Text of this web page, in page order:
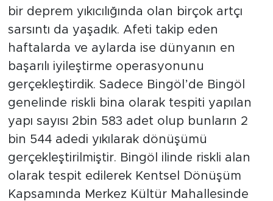
bir deprem yıkıcılığında olan birçok artçı
sarsıntı da yaşadık. Afeti takip eden
haftalarda ve aylarda ise dünyanın en
başarılı iyileştirme operasyonunu
gerçekleştirdik. Sadece Bingöl’de Bingöl
genelinde riskli bina olarak tespiti yapılan
yapı sayısı 2bin 583 adet olup bunların 2
bin 544 adedi yıkılarak dönüşümü
gerçekleştirilmiştir. Bingöl ilinde riskli alan
olarak tespit edilerek Kentsel Dönüşüm
Kapsamında Merkez Kültür Mahallesinde